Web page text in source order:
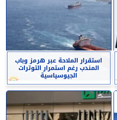
استقرار الملاحة عبر هرمز وباب
المندب رغم استمرار التوترات
الجيوسياسية